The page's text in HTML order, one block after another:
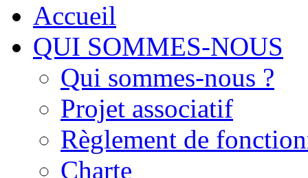
Accueil
QUI SOMMES-NOUS
Qui sommes-nous ?
Projet associatif
Règlement de
Charte